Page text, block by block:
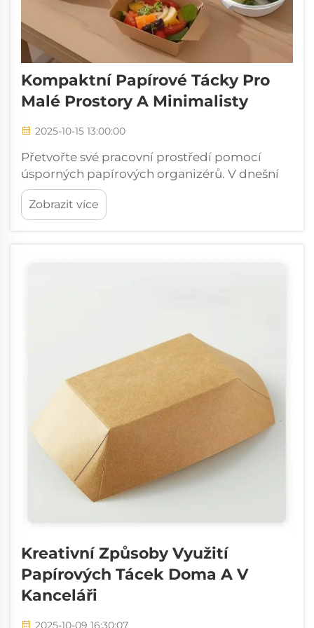
Kompaktní Papírové Tácky Pro
Malé Prostory A Minimalisty
2025-10-15 13:00:00
Přetvořte své pracovní prostředí pomocí
úsporných papírových organizérů. V dnešní
době stále kompaktnějších bytových a
pracovních prostor je potřeba efektivních
organizačních řešení důležitější než kdy dříve.
Zobrazit více
Kreativní Způsoby Využití
Papírových Tácek Doma A V
Kanceláři
2025-10-09 16:30:07